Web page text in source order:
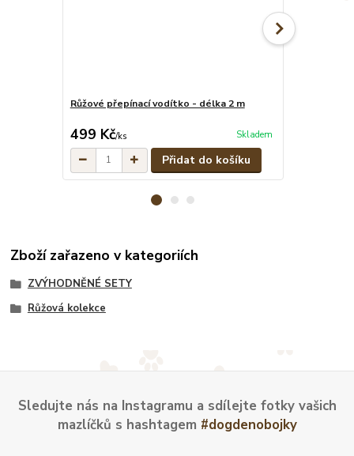
Růžové přepínací vodítko - délka 2 m
499 Kč/ks Skladem
Přidat do košíku
Zboží zařazeno v kategoriích
ZVÝHODNĚNÉ SETY
Růžová kolekce
Sledujte nás na Instagramu a sdílejte fotky vašich
mazlíčků s hashtagem #dogdenobojky